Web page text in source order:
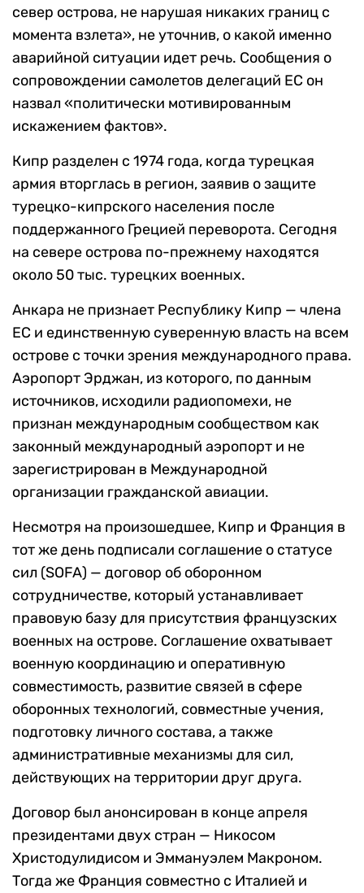
север острова, не нарушая никаких границ с
момента взлета», не уточнив, о какой именно
аварийной ситуации идет речь. Сообщения о
сопровождении самолетов делегаций ЕС он
назвал «политически мотивированным
искажением фактов».
Кипр разделен с 1974 года, когда турецкая
армия вторглась в регион, заявив о защите
турецко-кипрского населения после
поддержанного Грецией переворота. Сегодня
на севере острова по-прежнему находятся
около 50 тыс. турецких военных.
Анкара не признает Республику Кипр — члена
ЕС и единственную суверенную власть на всем
острове с точки зрения международного права.
Аэропорт Эрджан, из которого, по данным
источников, исходили радиопомехи, не
признан международным сообществом как
законный международный аэропорт и не
зарегистрирован в Международной
организации гражданской авиации.
Несмотря на произошедшее, Кипр и Франция в
тот же день подписали соглашение о статусе
сил (SOFA) — договор об оборонном
сотрудничестве, который устанавливает
правовую базу для присутствия французских
военных на острове. Соглашение охватывает
военную координацию и оперативную
совместимость, развитие связей в сфере
оборонных технологий, совместные учения,
подготовку личного состава, а также
административные механизмы для сил,
действующих на территории друг друга.
Договор был анонсирован в конце апреля
президентами двух стран — Никосом
Христодулидисом и Эммануэлем Макроном.
Тогда же Франция совместно с Италией и